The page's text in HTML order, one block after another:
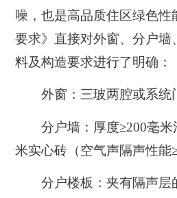
噪，也是高品质住区绿色性
要求》直接对外窗、分户墙
料及构造要求进行了明确：
外窗：三玻两腔或系统
分户墙：厚度≥200毫米
米实心砖（空气声隔声性能
分户楼板：夹有隔声层